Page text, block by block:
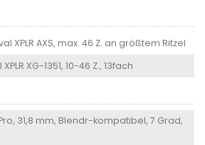
XPLR AXS, max. 46 Z. an größtem Ritzel
XPLR XG-1351, 10-46 Z., 13fach
31,8 mm, Blendr-kompatibel, 7 Grad,